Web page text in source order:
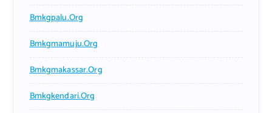
Bmkgpalu.org
Bmkgmamuju.org
Bmkgmakassar.org
Bmkgkendari.org